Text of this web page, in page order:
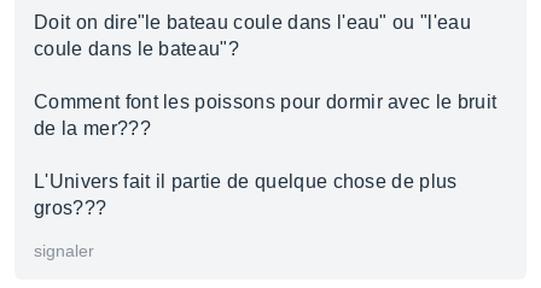
Doit on dire"le bateau coule dans l'eau" ou "l'eau
coule dans le bateau"?
Comment font les poissons pour dormir avec le bruit
de la mer???
L'Univers fait il partie de quelque chose de plus
gros???
signaler